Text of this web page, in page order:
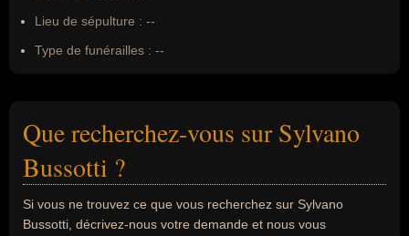
Lieu de sépulture : --
Type de funérailles : --
Que recherchez-vous sur Sylvano
Bussotti ?
Si vous ne trouvez ce que vous recherchez sur Sylvano
Bussotti, décrivez-nous votre demande et nous vous